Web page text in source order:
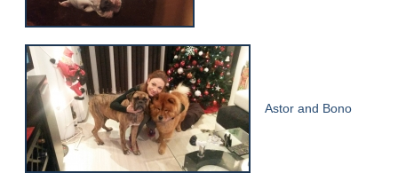
Astor and Bono